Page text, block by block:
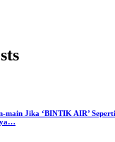
main Jika ‘BINTIK AIR’